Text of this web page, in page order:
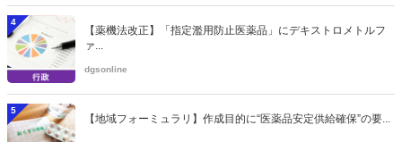
4
【薬機法改正】「指定濫用防止医薬品」にデキストロメトルフ
ァ...
dgsonline
5
【地域フォーミュラリ】作成目的に“医薬品安定供給確保”の要...